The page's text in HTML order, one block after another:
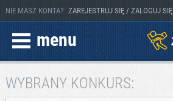
NIE MASZ KONTA? ZAREJESTRUJ SIĘ / ZALOGUJ SIĘ
menu
WYBRANY KONKURS: